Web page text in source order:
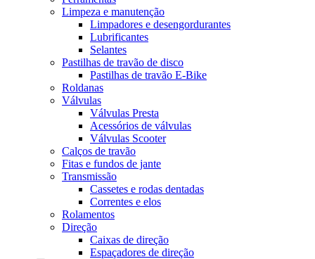
Limpeza e manutenção
Limpadores e desengordurantes
Lubrificantes
Selantes
Pastilhas de travão de disco
Pastilhas de travão E-Bike
Roldanas
Válvulas
Válvulas Presta
Acessórios de válvulas
Válvulas Scooter
Calços de travão
Fitas e fundos de jante
Transmissão
Cassetes e rodas dentadas
Correntes e elos
Rolamentos
Direção
Caixas de direção
Espaçadores de direção